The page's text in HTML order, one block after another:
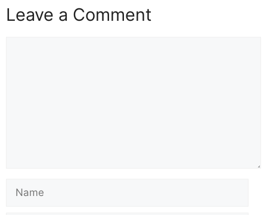
Leave a Comment